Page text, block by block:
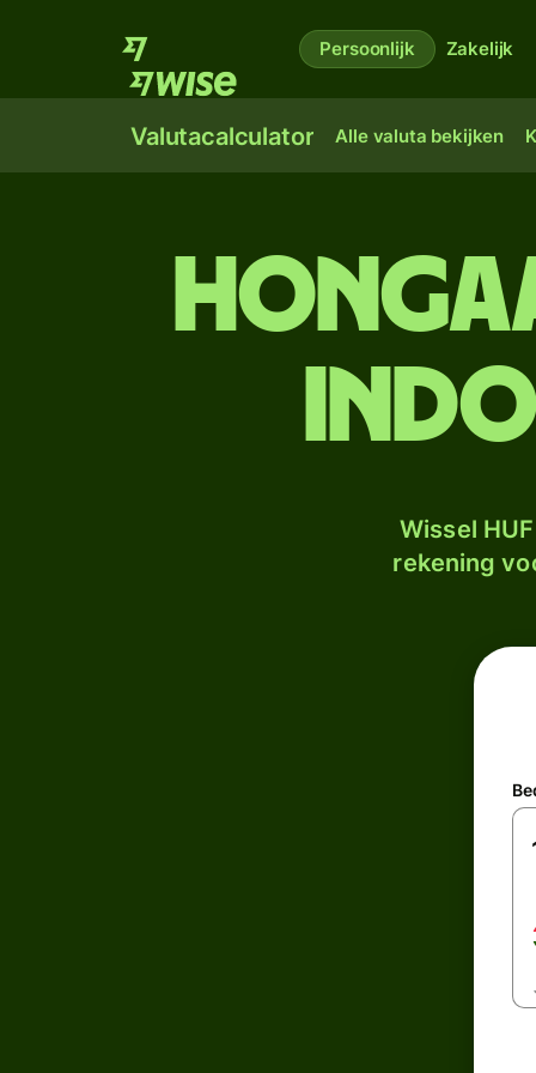
Persoonlijk Zakelijk
Valutacalculator Alle valuta bekijken
Wissel
rekening